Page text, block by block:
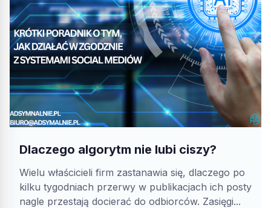
Dlaczego algorytm nie lubi ciszy?
Wielu właścicieli firm zastanawia się, dlaczego po
kilku tygodniach przerwy w publikacjach ich posty
nagle przestają docierać do odbiorców. Zasięgi...